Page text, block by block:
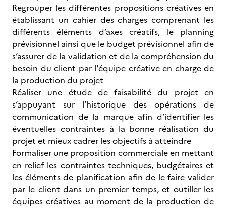
Regrouper les différentes propositions créatives en
établissant un cahier des charges comprenant les
différents éléments d’axes créatifs, le planning
prévisionnel ainsi que le budget prévisionnel afin de
s’assurer de la validation et de la compréhension du
besoin du client par l'équipe créative en charge de
la production du projet
Réaliser une étude de faisabilité du projet en
s’appuyant sur l’historique des opérations de
communication de la marque afin d’identifier les
éventuelles contraintes à la bonne réalisation du
projet et mieux cadrer les objectifs à atteindre
Formaliser une proposition commerciale en mettant
en relief les contraintes techniques, budgétaires et
les éléments de planification afin de le faire valider
par le client dans un premier temps, et outiller les
équipes créatives au moment de la production de